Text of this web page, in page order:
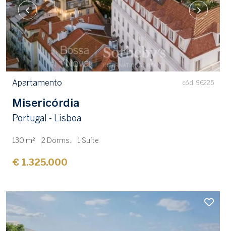
Apartamento cód. 96225
Misericórdia
Portugal - Lisboa
130 m² 2 Dorms. 1 Suíte
€ 1.325.000